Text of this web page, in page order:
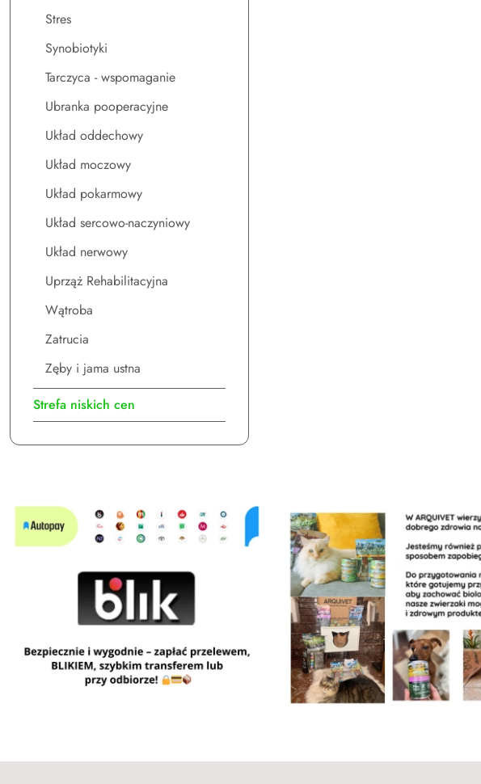
Stres
Synobiotyki
Tarczyca - wspomaganie
Ubranka pooperacyjne
Układ oddechowy
Układ moczowy
Układ pokarmowy
Układ sercowo-naczyniowy
Układ nerwowy
Uprząż Rehabilitacyjna
Wątroba
Zatrucia
Zęby i jama ustna
Strefa niskich cen